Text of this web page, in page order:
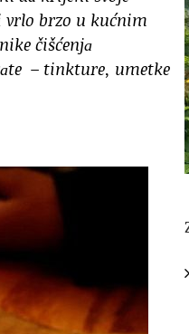
vrlo brzo u kućnim
čišćenjа
– tinkture, umetke